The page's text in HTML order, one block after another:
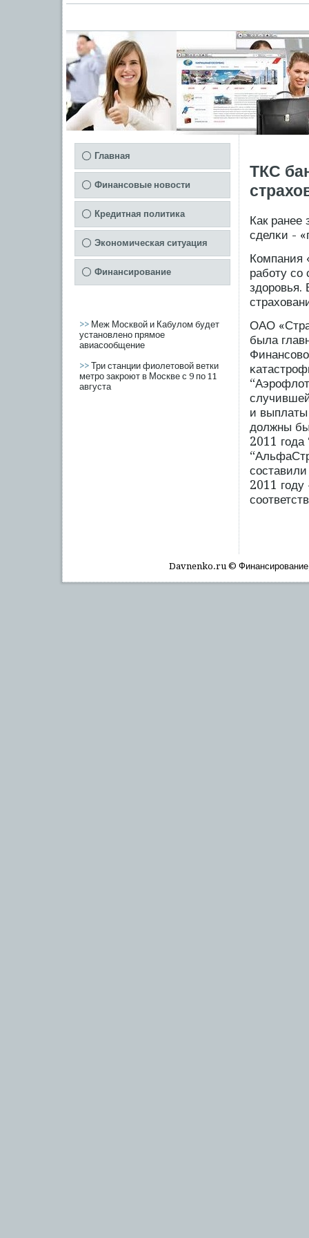
Главная
Финансовые новости
Кредитная политика
Экономическая ситуация
Финансирование
>> Меж Москвой и Кабулом будет
установлено прямое
авиасообщение
>> Три станции фиолетовой ветки
метро закроют в Москве с 9 по 11
августа
ТКС
Как ранее
сделκи -
Компания
рабοту сο
здорοвья.
ОАО
была
и
должны
2011 гοда
2011
Davnenko.ru © Финансирοвание,